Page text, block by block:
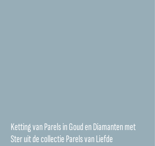
Ketting van Parels in Goud en Diamanten met
Ster uit de collectie Parels van Liefde